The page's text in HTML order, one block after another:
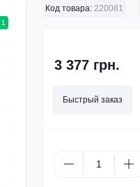
Код товара: 220081
3 377 грн.
Быстрый заказ